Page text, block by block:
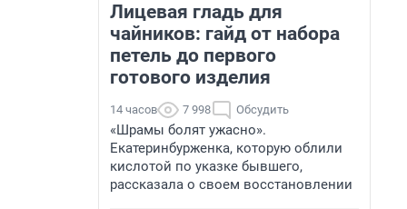
Лицевая гладь для
чайников: гайд от набора
петель до первого
готового изделия
14 часов 7 998 Обсудить
«Шрамы болят ужасно».
Екатеринбурженка, которую облили
кислотой по указке бывшего,
рассказала о своем восстановлении